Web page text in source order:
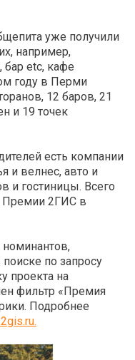
уже получили
например,
бар etc, кафе
году в Перми
12 баров, 21
и 19 точек
есть компании
и велнес, авто и
и гостиницы. Всего
Премии 2ГИС в
номинантов,
по запросу
проекта на
фильтр «Премия
Подробнее